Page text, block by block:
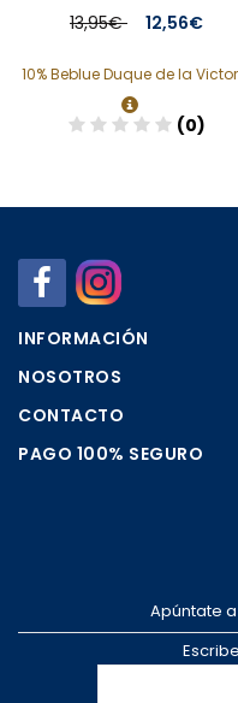
13,95€ 12,56€
10% Beblue Duque de la
(0)
INFORMACIÓN
NOSOTROS
CONTACTO
PAGO 100% SEGURO
Apúntate